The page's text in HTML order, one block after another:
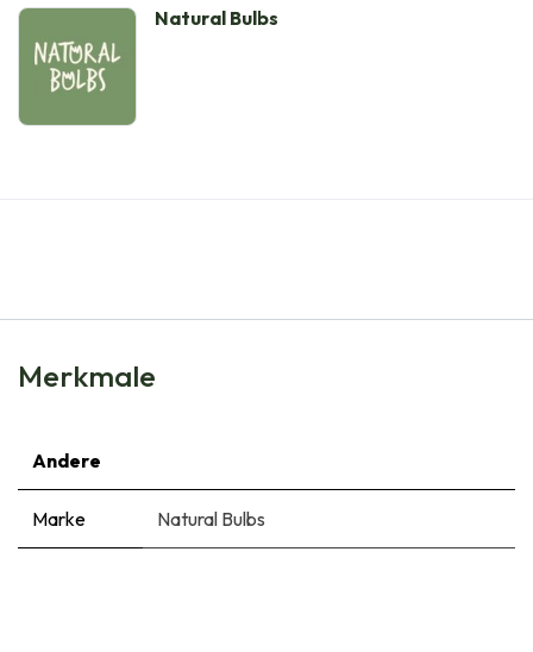
Natural Bulbs
Merkmale
Andere
Marke Natural Bulbs